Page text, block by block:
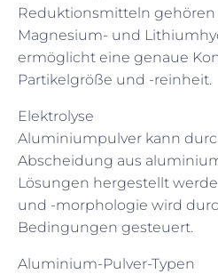
Reduktionsmitteln gehören
Magnesium- und
ermöglicht eine genaue
Partikelgröße und -reinheit.
Elektrolyse
Aluminiumpulver kann
Abscheidung aus
Lösungen hergestellt
und -morphologie wird
Bedingungen gesteuert.
Aluminium-Pulver-Typen